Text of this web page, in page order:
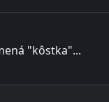
"kôstka"...